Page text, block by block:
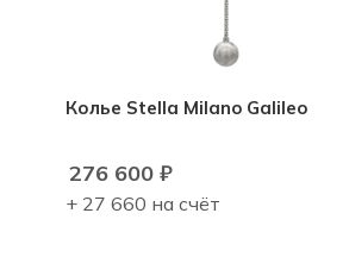
Колье Stella Milano Galileo
276 600 ₽
+ 27 660 на счёт